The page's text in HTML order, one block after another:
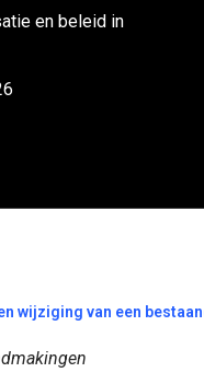
en beleid in
wijziging van een